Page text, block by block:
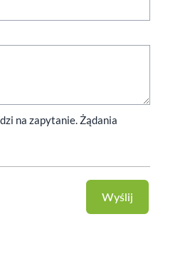
na zapytanie. Żądania
Wyślij